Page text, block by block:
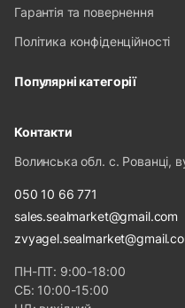
Гарантія та повернення
Політика конфіденційності
Популярні категорії
Контакти
Волинська обл. с. Рованці,
050 10 66 771
sales.sealmarket@gmail.com
ПН-ПТ: 9:00-18:00
СБ: 10:00-15:00